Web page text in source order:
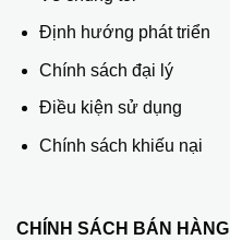
Định hướng phát triển
Chính sách đại lý
Điều kiện sử dụng
Chính sách khiếu nại
CHÍNH SÁCH BÁN HÀNG